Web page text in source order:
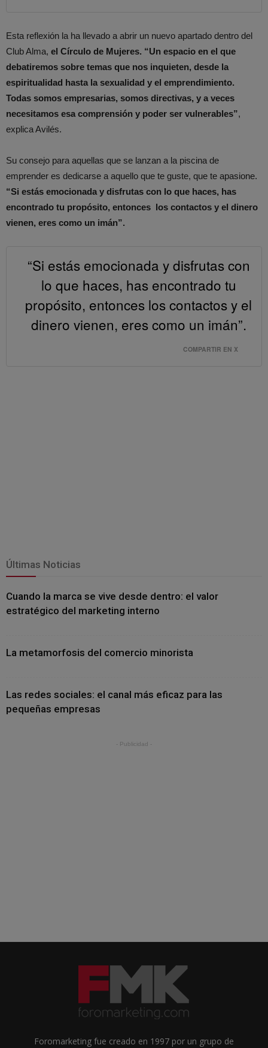
Esta reflexión la ha llevado a abrir un nuevo apartado dentro del
Club Alma, el Círculo de Mujeres. “Un espacio en el que
debatiremos sobre temas que nos inquieten, desde la
espiritualidad hasta la sexualidad y el emprendimiento.
Todas somos empresarias, somos directivas, y a veces
necesitamos esa comprensión y poder ser vulnerables”,
explica Avilés.
Su consejo para aquellas que se lanzan a la piscina de
emprender es dedicarse a aquello que te guste, que te apasione.
“Si estás emocionada y disfrutas con lo que haces, has
encontrado tu propósito, entonces los contactos y el dinero
vienen, eres como un imán”.
“Si estás emocionada y disfrutas con
lo que haces, has encontrado tu
propósito, entonces los contactos y el
dinero vienen, eres como un imán”.
COMPARTIR EN X
Últimas Noticias
Cuando la marca se vive desde dentro: el valor
estratégico del marketing interno
La metamorfosis del comercio minorista
Las redes sociales: el canal más eficaz para las
pequeñas empresas
- Publicidad -
Foromarketing fue creado en 1997 por un grupo de